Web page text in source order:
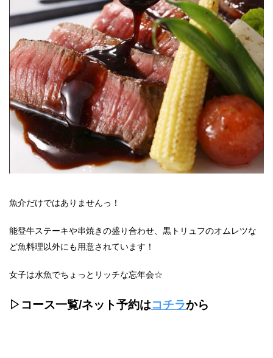
魚介だけではありませんっ！
能登牛ステーキや串焼きの盛り合わせ、黒トリュフのオムレツな
ど魚料理以外にも用意されています！
女子は水魚でちょっとリッチな忘年会☆
▷コース一覧/ネット予約はコチラから